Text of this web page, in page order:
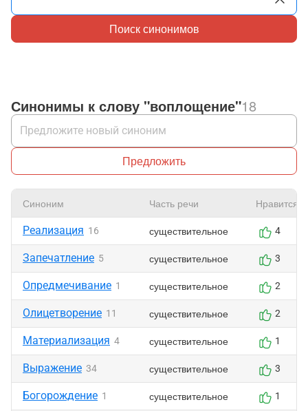
Поиск синонимов
Синонимы к слову "воплощение"18
Предложить
Синоним Часть речи Нравится
Реализация 16 существительное 4
Запечатление 5 существительное 3
Опредмечивание 1 существительное 2
Олицетворение 11 существительное 2
Материализация 4 существительное 1
Выражение 34 существительное 3
Богорождение 1 существительное 1